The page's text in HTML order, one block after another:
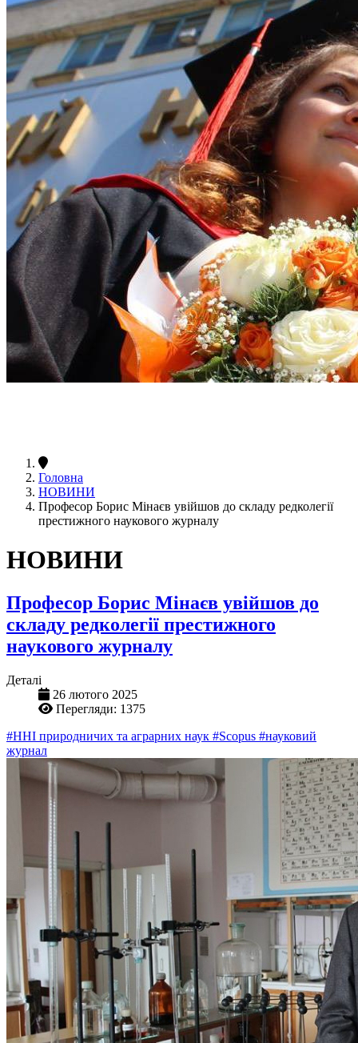
Головна
НОВИНИ
Професор Борис Мінаєв увійшов до складу редколегії
престижного наукового журналу
НОВИНИ
Професор Борис Мінаєв увійшов до
складу редколегії престижного
наукового журналу
Деталі
26 лютого 2025
Перегляди: 1375
#ННІ природничих та аграрних наук #Scopus #науковий
журнал